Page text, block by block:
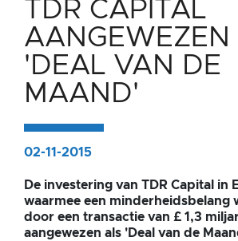
Garages
en
TDR
Capital
aangewezen
als
'Deal
TDR CAPITAL
AANGEWEZEN
'DEAL VAN DE
MAAND'
02-11-2015
De investering van TDR Capital in
waarmee een minderheidsbelang
door een transactie van £ 1,3
aangewezen als 'Deal van de